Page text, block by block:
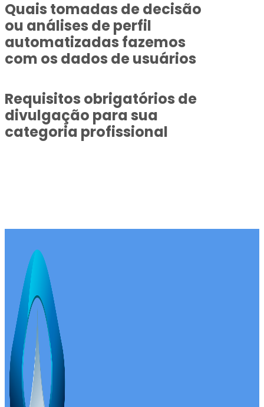
Quais tomadas de decisão
ou análises de perfil
automatizadas fazemos
com os dados de usuários
Requisitos obrigatórios de
divulgação para sua
categoria profissional